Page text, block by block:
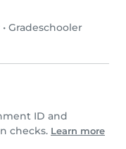
• Gradeschooler
ID and
checks. Learn more